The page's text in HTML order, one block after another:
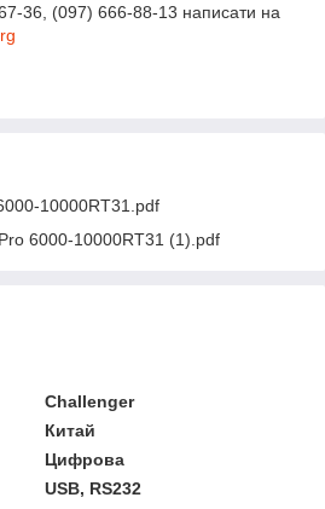
36, (097) 666-88-13 написати на
10000RT31.pdf
6000-10000RT31 (1).pdf
Challenger
Китай
Цифрова
USB, RS232